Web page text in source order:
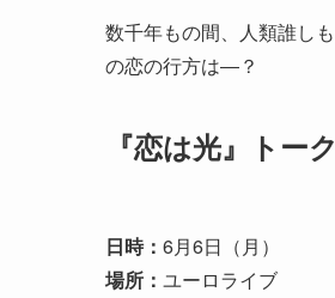
数千年もの間、人類誰し
の恋の行方は―？
『恋は光』トー
日時： 6月6日（月）
場所： ユーロライブ